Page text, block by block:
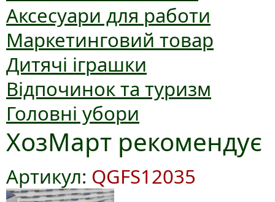
Аксесуари для работи
Маркетинговий товар
Дитячі іграшки
Відпочинок та туризм
Головні убори
ХозМарт рекомендує
Артикул: QGFS12035